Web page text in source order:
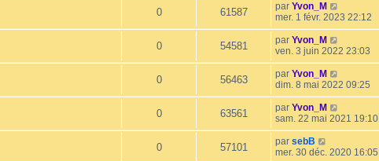
0 61587 par Yvon_M
mer. 1 févr. 2023 22:12
0 54581 par Yvon_M
ven. 3 juin 2022 23:03
0 56463 par Yvon_M
dim. 8 mai 2022 09:25
0 63561 par Yvon_M
sam. 22 mai 2021 19:10
0 57101 par sebB
mer. 30 déc. 2020 16:05